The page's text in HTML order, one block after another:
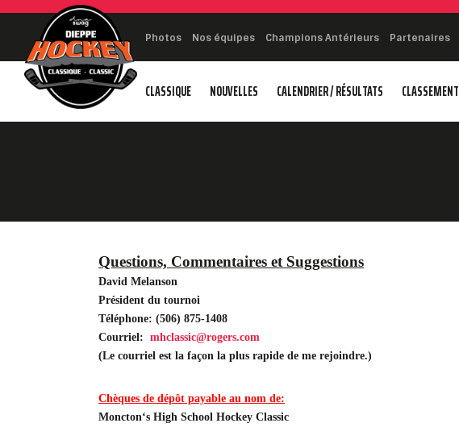
Photos Nos équipes Champions Antérieurs Partenaires
CLASSIQUE NOUVELLES CALENDRIER / RÉSULTATS CLASSEMENT
Questions, Commentaires et Suggestions
David Melanson
Président du tournoi
Téléphone: (506) 875-1408
Courriel: mhclassic@rogers.com
(Le courriel est la façon la plus rapide de me rejoindre.)
Chèques de dépôt payable au nom de:
Moncton‘s High School Hockey Classic